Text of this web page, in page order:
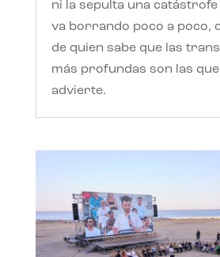
ni la sepulta una
va borrando poco a poco,
de quien sabe que las
más profundas son las
advierte.